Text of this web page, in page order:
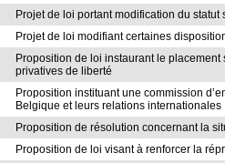
Projet de loi portant modification du
Projet de loi modifiant certaines
Proposition de loi instaurant le
privatives de liberté
Proposition instituant une commission
Belgique et leurs relations internationales
Proposition de résolution concernant la
Proposition de loi visant à renforcer la